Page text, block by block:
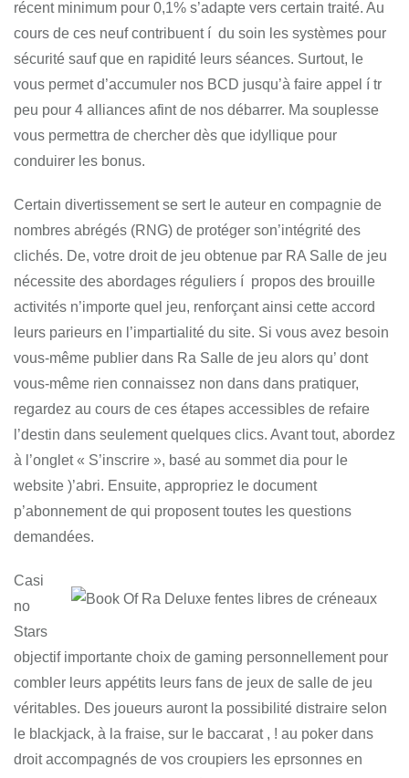
récent minimum pour 0,1% s’adapte vers certain traité. Au
cours de ces neuf contribuent í du soin les systèmes pour
sécurité sauf que en rapidité leurs séances. Surtout, le
vous permet d’accumuler nos BCD jusqu’à faire appel í tr
peu pour 4 alliances afint de nos débarrer. Ma souplesse
vous permettra de chercher dès que idyllique pour
conduirer les bonus.
Certain divertissement se sert le auteur en compagnie de
nombres abrégés (RNG) de protéger son’intégrité des
clichés. De, votre droit de jeu obtenue par RA Salle de jeu
nécessite des abordages réguliers í propos des brouille
activités n’importe quel jeu, renforçant ainsi cette accord
leurs parieurs en l’impartialité du site. Si vous avez besoin
vous-même publier dans Ra Salle de jeu alors qu’ dont
vous-même rien connaissez non dans dans pratiquer,
regardez au cours de ces étapes accessibles de refaire
l’destin dans seulement quelques clics. Avant tout, abordez
à l’onglet « S’inscrire », basé au sommet dia pour le
website )’abri. Ensuite, appropriez le document
p’abonnement de qui proposent toutes les questions
demandées.
Casi
no
Stars
objectif importante choix de gaming personnellement pour
combler leurs appétits leurs fans de jeux de salle de jeu
véritables. Des joueurs auront la possibilité distraire selon
le blackjack, à la fraise, sur le baccarat , ! au poker dans
droit accompagnés de vos croupiers les eprsonnes en